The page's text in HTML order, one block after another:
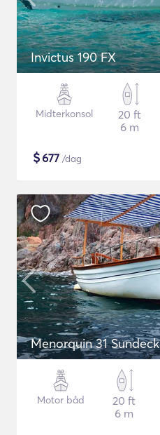
Invictus 190 FX
Midterkonsol
20 ft
6 m
$677 /dag
Menorquin 31 Sundeck
Motor båd
20 ft
6 m